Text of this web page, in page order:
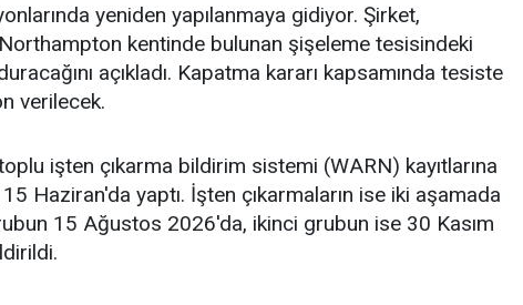
yeniden yapılanmaya gidiyor. Şirket,
kentinde bulunan şişeleme tesisindeki
açıkladı. Kapatma kararı kapsamında tesiste
verilecek.
işten çıkarma bildirim sistemi (WARN) kayıtlarına
Haziran'da yaptı. İşten çıkarmaların ise iki aşamada
15 Ağustos 2026'da, ikinci grubun ise 30 Kasım